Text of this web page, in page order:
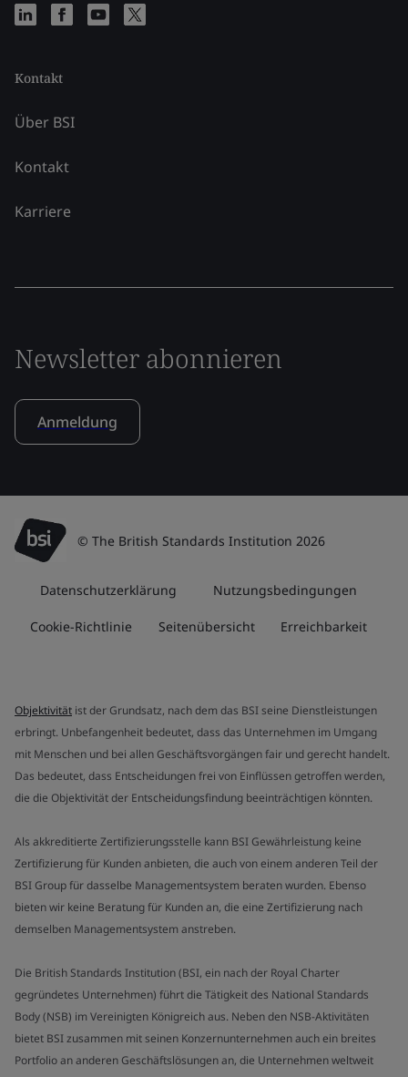
Kontakt
Über BSI
Kontakt
Karriere
Newsletter abonnieren
Anmeldung
© The British Standards Institution 2026
Datenschutzerklärung Nutzungsbedingungen
Cookie-Richtlinie Seitenübersicht Erreichbarkeit
Objektivität ist der Grundsatz, nach dem das BSI seine Dienstleistungen
erbringt. Unbefangenheit bedeutet, dass das Unternehmen im Umgang
mit Menschen und bei allen Geschäftsvorgängen fair und gerecht handelt.
Das bedeutet, dass Entscheidungen frei von Einflüssen getroffen werden,
die die Objektivität der Entscheidungsfindung beeinträchtigen könnten.
Als akkreditierte Zertifizierungsstelle kann BSI Gewährleistung keine
Zertifizierung für Kunden anbieten, die auch von einem anderen Teil der
BSI Group für dasselbe Managementsystem beraten wurden. Ebenso
bieten wir keine Beratung für Kunden an, die eine Zertifizierung nach
demselben Managementsystem anstreben.
Die British Standards Institution (BSI, ein nach der Royal Charter
gegründetes Unternehmen) führt die Tätigkeit des National Standards
Body (NSB) im Vereinigten Königreich aus. Neben den NSB-Aktivitäten
bietet BSI zusammen mit seinen Konzernunternehmen auch ein breites
Portfolio an anderen Geschäftslösungen an, die Unternehmen weltweit